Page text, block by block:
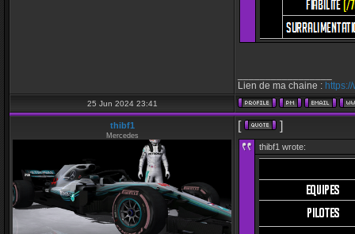
Lien de ma chaine :
25 Jun 2024 23:41
thibf1
Mercedes
[ ]
thibf1 wrote: